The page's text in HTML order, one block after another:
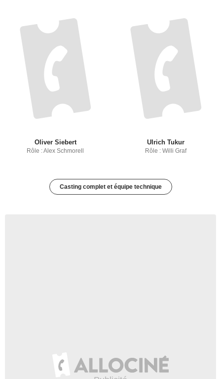
Oliver Siebert
Rôle : Alex Schmorell
Ulrich Tukur
Rôle : Willi Graf
Casting complet et équipe technique